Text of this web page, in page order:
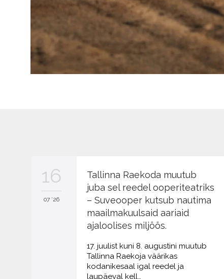
16
07 '26
Tallinna Raekoda muutub
juba sel reedel ooperiteatriks
– Suveooper kutsub nautima
maailmakuulsaid aariaid
ajaloolises miljöös.
17. juulist kuni 8. augustini muutub
Tallinna Raekoja väärikas
kodanikesaal igal reedel ja
laupäeval kell…